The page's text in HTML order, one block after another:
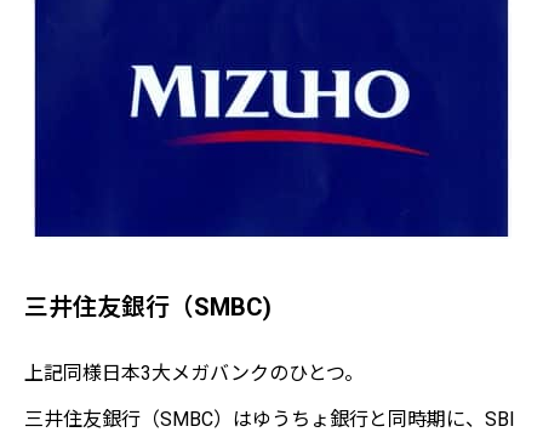
三井住友銀行（SMBC)
上記同様日本3大メガバンクのひとつ。
三井住友銀行（SMBC）はゆうちょ銀行と同時期に、SBI